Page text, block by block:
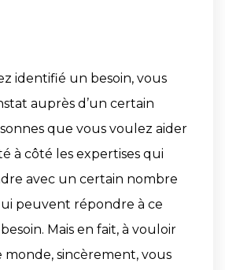
identifié un besoin, vous
auprès d’un certain
que vous voulez aider
à côté les expertises qui
avec un certain nombre
peuvent répondre à ce
Mais en fait, à vouloir
sincèrement, vous